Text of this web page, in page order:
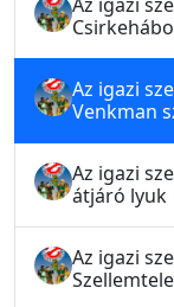
Az igazi
Venkman
Az igazi
átjáró lyuk
Az igazi